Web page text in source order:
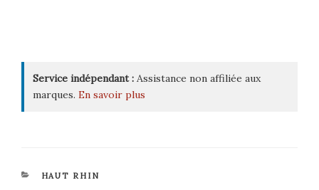
Service indépendant : Assistance non affiliée aux
marques. En savoir plus
CATÉGORIES
HAUT RHIN